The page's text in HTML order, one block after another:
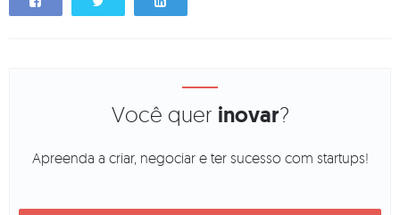
Você quer inovar?
Apreenda a criar, negociar e ter sucesso com startups!